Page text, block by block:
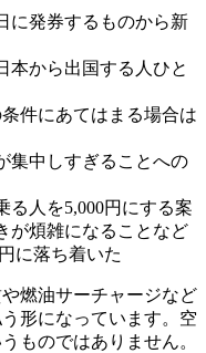
に発券するものから新
本から出国する人ひと
件にあてはまる場合は
集中しすぎることへの
る人を5,000円にする案
が煩雑になることなど
に落ち着いた
燃油サーチャージなど
形になっています。空
ものではありません。